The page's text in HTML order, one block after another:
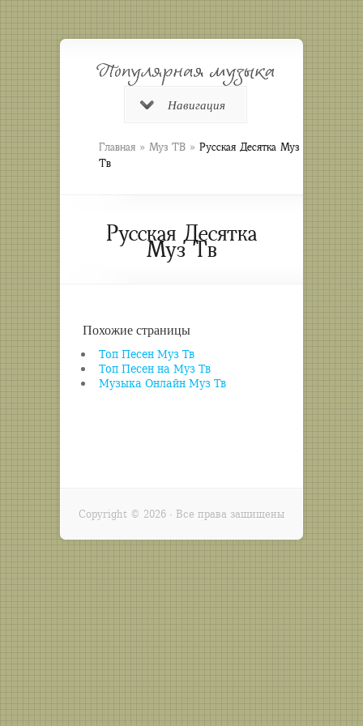
Навигация
Главная » Муз ТВ » Русская Десятка Муз
Тв
Русская Десятка
Муз Тв
Похожие страницы
Топ Песен Муз Тв
Топ Песен на Муз Тв
Музыка Онлайн Муз Тв
Copyright © 2026 · Все права защищены